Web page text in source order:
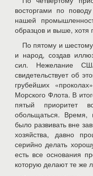
восторгами по
нашей
образцов и выше, хотя
По пятому и
и народ, создав
сил. Нежелание
свидетельствует об
грубейших
Морского Флота. В
пятый приоритет
обольщаться. Время,
было развивать вне
хозяйства, давно
серийно делать
есть все основания
которую делают те же